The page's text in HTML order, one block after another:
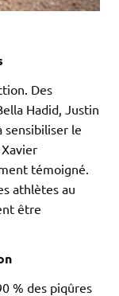
Des
Hadid, Justin
sensibiliser le
témoigné.
athlètes au
être
% des piqûres